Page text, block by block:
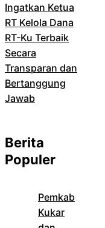
Ingatkan Ketua
RT Kelola Dana
RT-Ku Terbaik
Secara
Transparan dan
Bertanggung
Jawab
Berita
Populer
Pemkab
Kukar